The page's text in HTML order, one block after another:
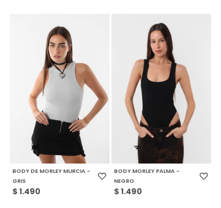
BODY DE MORLEY MURCIA -
GRIS
$1.490
BODY MORLEY PALMA -
NEGRO
$1.490